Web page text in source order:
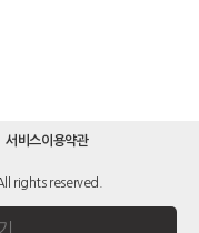
서비스이용약관
rights reserved.